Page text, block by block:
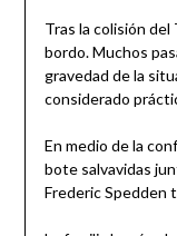
Tras la colisión del
bordo. Muchos
gravedad de la
considerado
En medio de la
bote salvavidas
Frederic Spedden